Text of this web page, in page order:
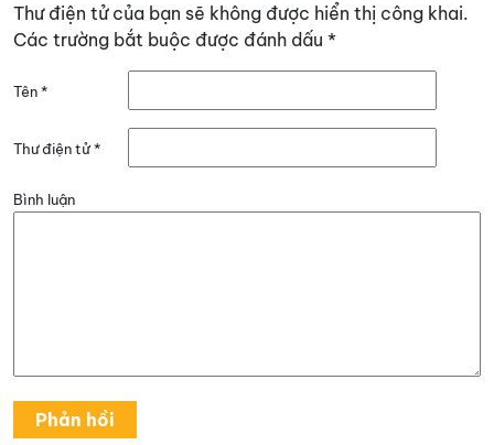
Thư điện tử của bạn sẽ không được hiển thị công khai.
Các trường bắt buộc được đánh dấu *
Tên*
Thư điện tử*
Bình luận